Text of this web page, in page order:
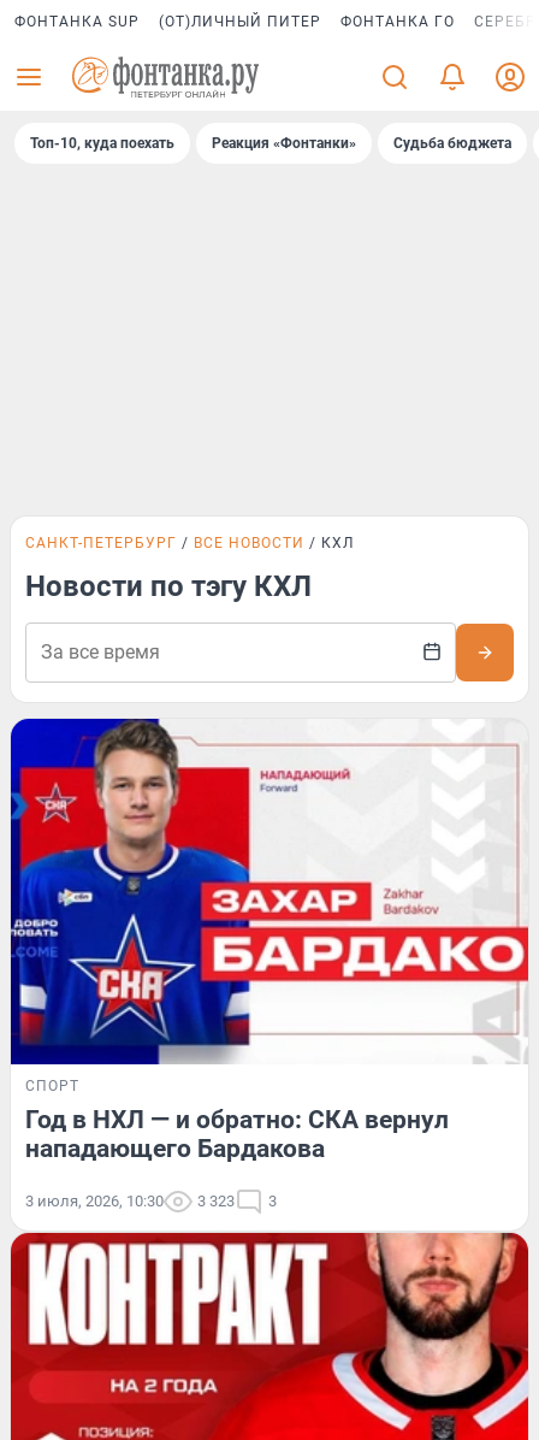
ФОНТАНКА SUP (ОТ)ЛИЧНЫЙ ПИТЕР ФОНТАНКА ГО
Топ-10, куда поехать Реакция «Фонтанки» Судьба бюджета
САНКТ-ПЕТЕРБУРГ ВСЕ НОВОСТИ КХЛ
Новости по тэгу КХЛ
СПОРТ
Год в НХЛ — и обратно: СКА вернул
нападающего Бардакова
3 июля, 2026, 10:30 3 323 3